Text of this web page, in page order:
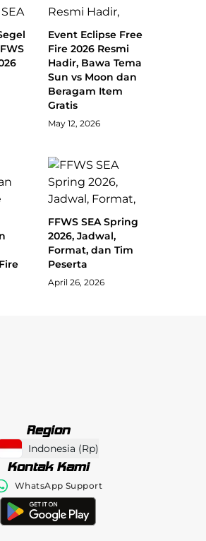
Event Eclipse Free
Fire 2026 Resmi
Hadir, Bawa Tema
Sun vs Moon dan
Beragam Item
Gratis
May 12, 2026
FFWS SEA Spring
2026, Jadwal,
Format, dan Tim
Peserta
April 26, 2026
Region
Indonesia (Rp)
Kontak Kami
WhatsApp Support